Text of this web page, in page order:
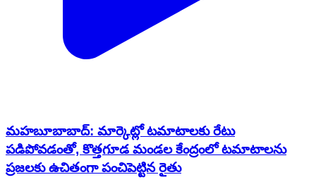
మహబూబాబాద్: మార్కెట్లో టమాటాలకు రేటు
పడిపోవడంతో, కొత్తగూడ మండల కేంద్రంలో టమాటాలను
ప్రజలకు ఉచితంగా పంచిపెట్టిన రైతు